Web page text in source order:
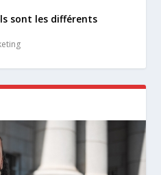
sont les différents